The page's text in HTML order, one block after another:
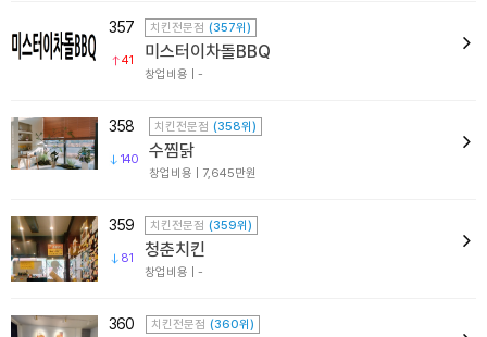
357
41
치킨전문점 (357위)
미스터이차돌BBQ
창업비용 | -
358
140
치킨전문점 (358위)
수찜닭
창업비용 | 7,645만원
359
81
치킨전문점 (359위)
청춘치킨
창업비용 | -
360 치킨전문점 (360위)